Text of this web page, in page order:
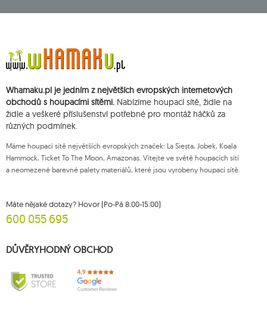
doby zrušení subskripce.
Přísluší vám právo k požádání o přístup k vašim osobním údajům, jejich
opravě, odstranění, omezení zpracování, podání námitky vůči zpracování
souhlasu v libovolném momentu aniž je tím dotčena zákonnost zpracování,
které bylo provedeno na základě souhlasu před jeho zrušením. Za tímto
účelem můžete kontaktovat zákaznický servis Mouton Interactive na e-
mailové adrese nebo písemně na adrese firmy.
Whamaku.pl je jedním z největších evropských internetových
obchodů s houpacími sítěmi. Nabízíme houpací sítě, židle na
židle a veškeré příslušenství potřebné pro montáž háčků za
různých podmínek.
Máme houpací sítě největších evropských značek: La Siesta, Jobek, Koala
Hammock, Ticket To The Moon, Amazonas. Vítejte ve světě houpacích sítí
a neomezené barevné palety materiálů, které jsou vyrobeny houpací sítě.
Máte nějaké dotazy? Hovor (Po-Pá 8:00-15:00)
600 055 695
DŮVĚRYHODNÝ OBCHOD